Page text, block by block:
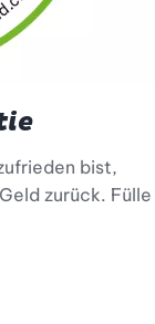
bist,
zurück. Fülle